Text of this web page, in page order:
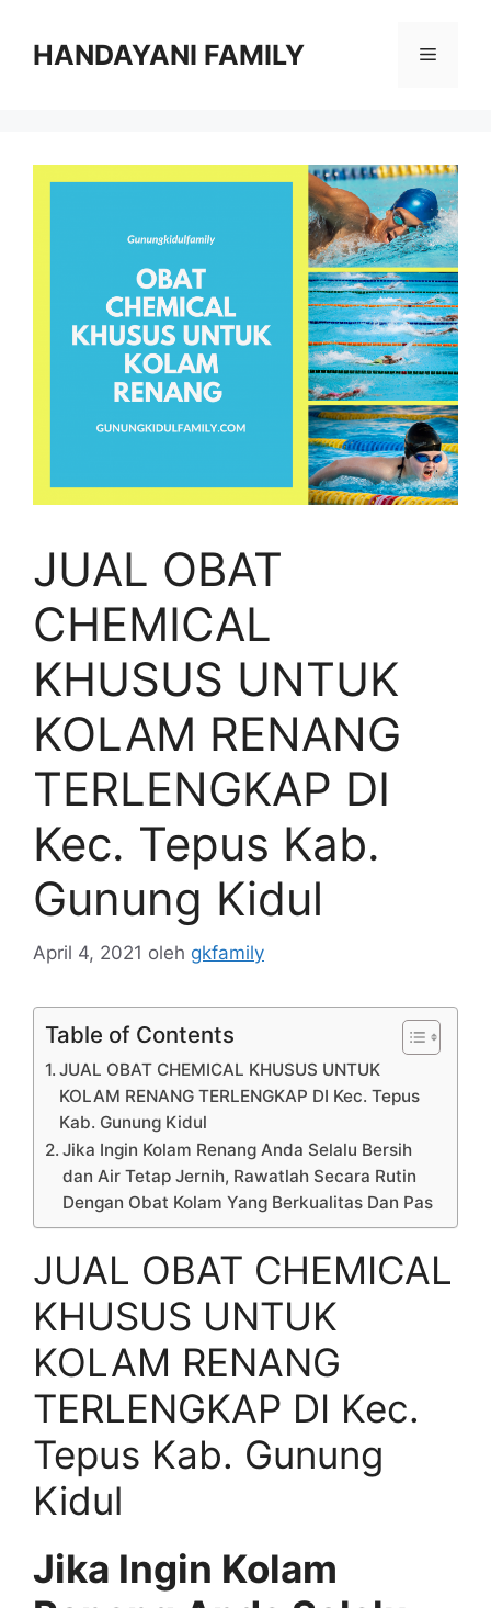
HANDAYANI FAMILY Menu
JUAL OBAT
CHEMICAL
KHUSUS UNTUK
KOLAM RENANG
TERLENGKAP DI
Kec. Tepus Kab.
Gunung Kidul
April 4, 2021 oleh gkfamily
Table of Contents
JUAL OBAT CHEMICAL KHUSUS UNTUK
KOLAM RENANG TERLENGKAP DI Kec. Tepus
Kab. Gunung Kidul
Jika Ingin Kolam Renang Anda Selalu Bersih
dan Air Tetap Jernih, Rawatlah Secara Rutin
Dengan Obat Kolam Yang Berkualitas Dan Pas
JUAL OBAT CHEMICAL
KHUSUS UNTUK
KOLAM RENANG
TERLENGKAP DI Kec.
Tepus Kab. Gunung
Kidul
Jika Ingin Kolam